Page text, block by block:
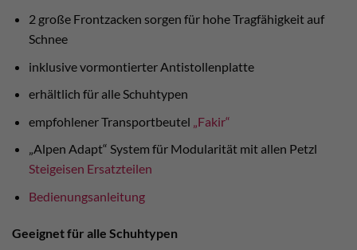
2 große Frontzacken sorgen für hohe Tragfähigkeit auf
Schnee
inklusive vormontierter Antistollenplatte
erhältlich für alle Schuhtypen
empfohlener Transportbeutel „Fakir“
„Alpen Adapt“ System für Modularität mit allen Petzl
Steigeisen Ersatzteilen
Bedienungsanleitung
Geeignet für alle Schuhtypen